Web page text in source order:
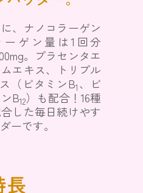
、ナノコラーゲン
ゲン量は1回分
。プラセンタエ
エキス、トリプル
（ビタミンB1 、ビ
B12）も配合！16種
した毎日続けやす
ーです。